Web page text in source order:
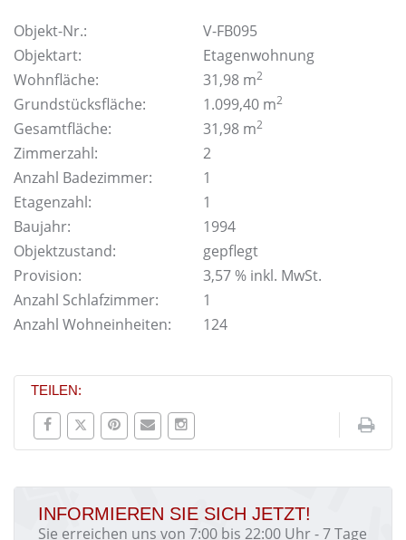
Objekt-Nr.:
V-FB095
Objektart:
Etagenwohnung
Wohnfläche:
31,98 m2
Grundstücksfläche: 1.099,40 m2
Gesamtfläche: 31,98 m2
Zimmerzahl:
2
Anzahl Badezimmer:
1
Etagenzahl:
1
Baujahr:
1994
Objektzustand:
gepflegt
Provision:
3,57 % inkl. MwSt.
Anzahl Schlafzimmer:
1
Anzahl Wohneinheiten:
124
TEILEN:
INFORMIEREN SIE SICH JETZT!
Sie erreichen uns von 7:00 bis 22:00 Uhr - 7 Tage